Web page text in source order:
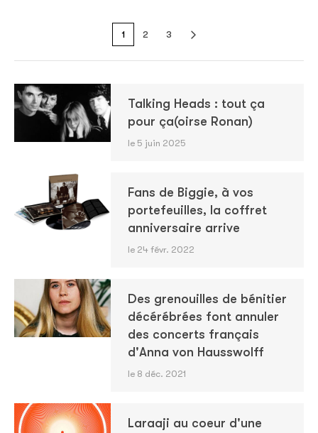
1 2 3
Talking Heads : tout ça
pour ça(oirse Ronan)
le 5 juin 2025
Fans de Biggie, à vos
portefeuilles, la coffret
anniversaire arrive
le 24 févr. 2022
Des grenouilles de bénitier
décérébrées font annuler
des concerts français
d'Anna von Hausswolff
le 8 déc. 2021
Laraaji au coeur d'une